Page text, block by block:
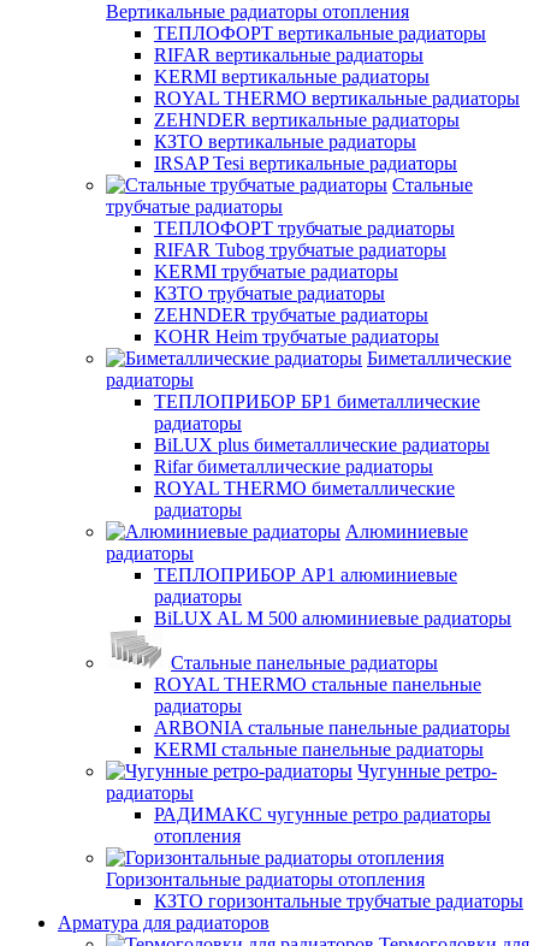
Вертикальные радиаторы отопления
ТЕПЛОФОРТ вертикальные радиаторы
RIFAR вертикальные радиаторы
KERMI вертикальные радиаторы
ROYAL THERMO вертикальные радиаторы
ZEHNDER вертикальные радиаторы
КЗТО вертикальные радиаторы
IRSAP Tesi вертикальные радиаторы
Стальные
трубчатые радиаторы
ТЕПЛОФОРТ трубчатые радиаторы
RIFAR Tubog трубчатые радиаторы
KERMI трубчатые радиаторы
КЗТО трубчатые радиаторы
ZEHNDER трубчатые радиаторы
KOHR Heim трубчатые радиаторы
Биметаллические
радиаторы
ТЕПЛОПРИБОР БР1 биметаллические
радиаторы
BiLUX plus биметаллические радиаторы
Rifar биметаллические радиаторы
ROYAL THERMO биметаллические
радиаторы
Алюминиевые
радиаторы
ТЕПЛОПРИБОР АР1 алюминиевые
радиаторы
BiLUX AL M 500 алюминиевые радиаторы
Стальные панельные радиаторы
ROYAL THERMO стальные панельные
радиаторы
ARBONIA стальные панельные радиаторы
KERMI стальные панельные радиаторы
Чугунные ретро-
радиаторы
РАДИМАКС чугунные ретро радиаторы
отопления
Горизонтальные радиаторы отопления
КЗТО горизонтальные трубчатые радиаторы
Арматура для радиаторов